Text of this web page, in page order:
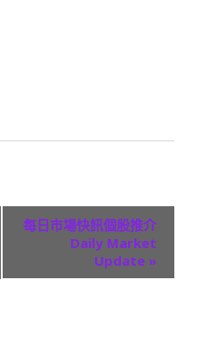
每日市場快訊個股推介
Daily Market
Update »